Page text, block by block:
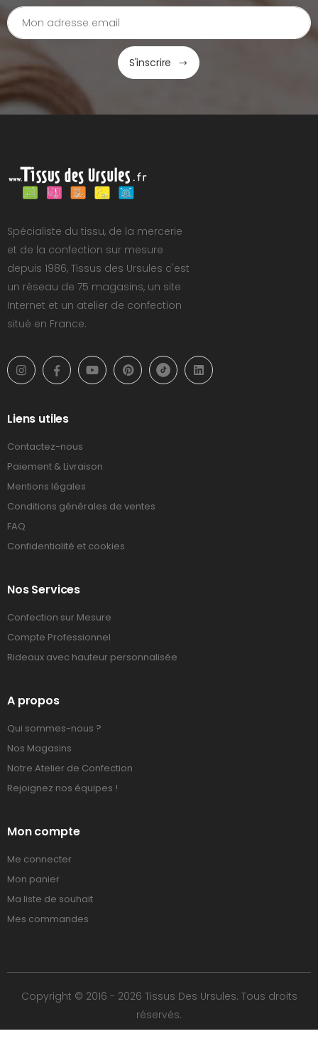
S'inscrire
Spécialiste du tissu, de la mercerie
et de la confection sur mesure
depuis 1986, Tissus des Ursules c'est
un réseau de 75 magasins, un site
Internet et un atelier de confection
situé en France.
Liens utiles
Contactez-nous
Paiement & Livraison
Mentions légales
Conditions générales de ventes
FAQ
Confidentialité et cookies
Nos Services
Confection sur Mesure
Compte Professionnel
Rideaux avec hauteur personnalisée
A propos
Qui sommes-nous ?
Nos Magasins
Notre Atelier de Confection
Rejoignez nos équipes !
Mon compte
Me connecter
Mon panier
Ma liste de souhait
Mes commandes
Copyright © 2016 - 2026 Tissus Des Ursules. Tous droits
réservés.